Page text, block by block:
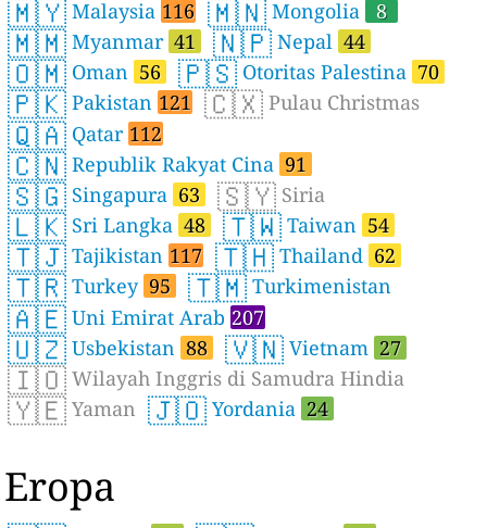
🇲🇾 Malaysia 116 🇲🇳 Mongolia 8
🇲🇲 Myanmar 41 🇳🇵 Nepal 44
🇴🇲 Oman 56 🇵🇸 Otoritas Palestina 70
🇵🇰 Pakistan 121 🇨🇽 Pulau Christmas
🇶🇦 Qatar 112
🇨🇳 Republik Rakyat Cina 91
🇸🇬 Singapura 63 🇸🇾 Siria
🇱🇰 Sri Langka 48 🇹🇼 Taiwan 54
🇹🇯 Tajikistan 117 🇹🇭 Thailand 62
🇹🇷 Turkey 95 🇹🇲 Turkimenistan
🇦🇪 Uni Emirat Arab 207
🇺🇿 Usbekistan 88 🇻🇳 Vietnam 27
🇮🇴 Wilayah Inggris di Samudra Hindia
🇾🇪 Yaman 🇯🇴 Yordania 24
Eropa